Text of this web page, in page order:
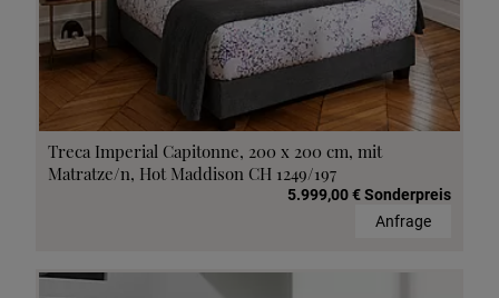
Treca Imperial Capitonne, 200 x 200 cm, mit
Matratze/n, Hot Maddison CH 1249/197
5.999,00 € Sonderpreis
Anfrage